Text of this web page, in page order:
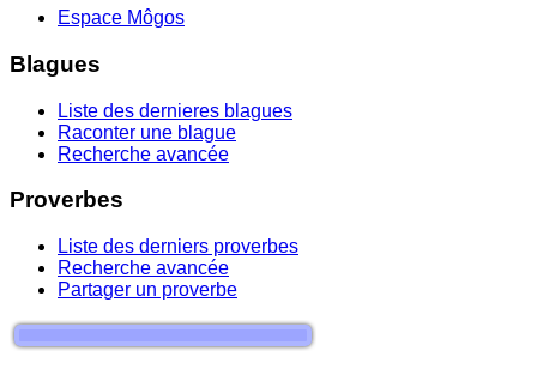
Espace Môgos
Blagues
Liste des dernieres blagues
Raconter une blague
Recherche avancée
Proverbes
Liste des derniers proverbes
Recherche avancée
Partager un proverbe